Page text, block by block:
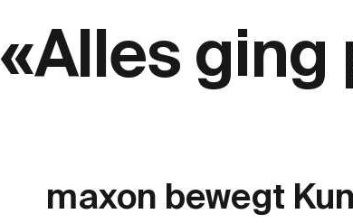
«Alles ging
maxon bewegt